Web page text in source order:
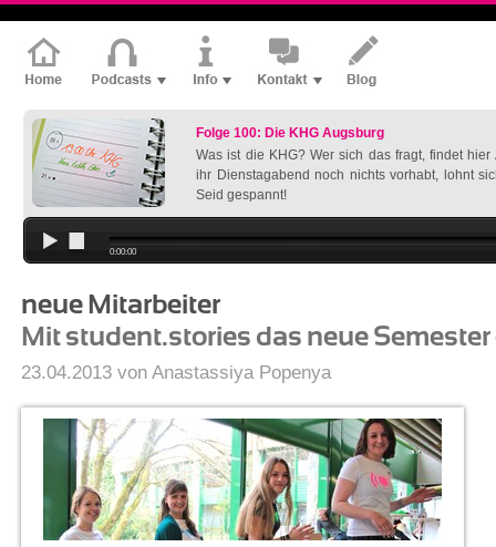
Folge 100: Die KHG Augsburg
Was ist die KHG? Wer sich das fragt, findet hier
ihr Dienstagabend noch nichts vorhabt, lohnt
Seid gespannt!
0:00:00
neue Mitarbeiter
Mit student.stories das neue
23.04.2013 von Anastassiya Popenya